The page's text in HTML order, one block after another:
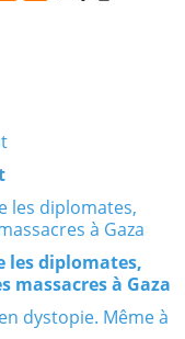
les diplomates,
massacres à Gaza